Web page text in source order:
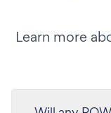
Learn more